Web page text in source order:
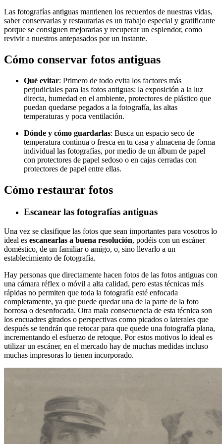
Las fotografías antiguas mantienen los recuerdos de nuestras vidas,
saber conservarlas y restaurarlas es un trabajo especial y gratificante
porque se consiguen mejorarlas y recuperar un esplendor, como
revivir a nuestros antepasados por un instante.
Cómo conservar fotos antiguas
Qué evitar: Primero de todo evita los factores más
perjudiciales para las fotos antiguas: la exposición a la luz
directa, humedad en el ambiente, protectores de plástico que
puedan quedarse pegados a la fotografía, las altas
temperaturas y poca ventilación.
Dónde y cómo guardarlas: Busca un espacio seco de
temperatura continua o fresca en tu casa y almacena de forma
individual las fotografías, por medio de un álbum de papel
con protectores de papel sedoso o en cajas cerradas con
protectores de papel entre ellas.
Cómo restaurar fotos
Escanear las fotografías antiguas
Una vez se clasifique las fotos que sean importantes para vosotros lo
ideal es escanearlas a buena resolución, podéis con un escáner
doméstico, de un familiar o amigo, o, sino llevarlo a un
establecimiento de fotografía.
Hay personas que directamente hacen fotos de las fotos antiguas con
una cámara réflex o móvil a alta calidad, pero estas técnicas más
rápidas no permiten que toda la fotografía esté enfocada
completamente, ya que puede quedar una de la parte de la foto
borrosa o desenfocada. Otra mala consecuencia de esta técnica son
los encuadres girados o perspectivas como picados o laterales que
después se tendrán que retocar para que quede una fotografía plana,
incrementando el esfuerzo de retoque. Por estos motivos lo ideal es
utilizar un escáner, en el mercado hay de muchas medidas incluso
muchas impresoras lo tienen incorporado.